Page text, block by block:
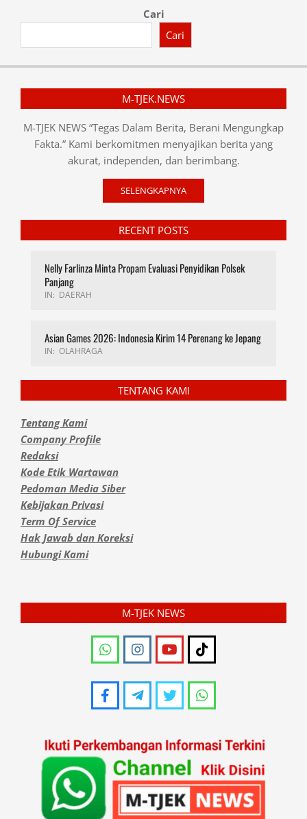
Cari
Cari
M-TJEK.NEWS
M-TJEK NEWS “Tegas Dalam Berita, Berani Mengungkap
Fakta.” Kami berkomitmen menyajikan berita yang
akurat, independen, dan berimbang.
SELENGKAPNYA
RECENT POSTS
Nelly Farlinza Minta Propam Evaluasi Penyidikan Polsek
Panjang
IN: DAERAH
Asian Games 2026: Indonesia Kirim 14 Perenang ke Jepang
IN: OLAHRAGA
TENTANG KAMI
Tentang Kami
Company Profile
Redaksi
Kode Etik Wartawan
Pedoman Media Siber
Kebijakan Privasi
Term Of Service
Hak Jawab dan Koreksi
Hubungi Kami
M-TJEK NEWS